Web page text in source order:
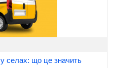
селах: що це значить